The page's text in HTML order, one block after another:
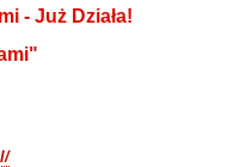
- Już Działa!